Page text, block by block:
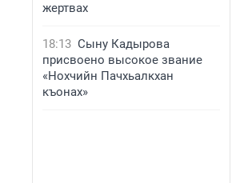
жертвах
18:13 Сыну Кадырова
присвоено высокое звание
«Нохчийн Пачхьалкхан
къонах»